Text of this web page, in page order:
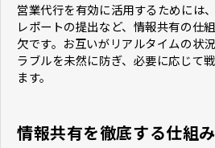
営業代行を有効に活用するためには
レポートの提出など、情報共有の仕
欠です。お互いがリアルタイムの状
ラブルを未然に防ぎ、必要に応じて
ます。
情報共有を徹底する仕組